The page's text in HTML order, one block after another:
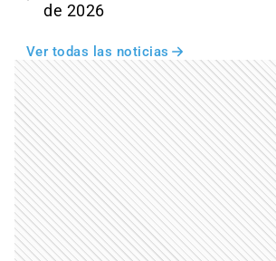
de 2026
Ver todas las noticias